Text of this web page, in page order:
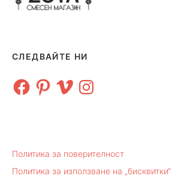
СЛЕДВАЙТЕ НИ
FacebookPinterest
Vimeo Instagram
Политика за поверителност
Политика за използване на „бисквитки“